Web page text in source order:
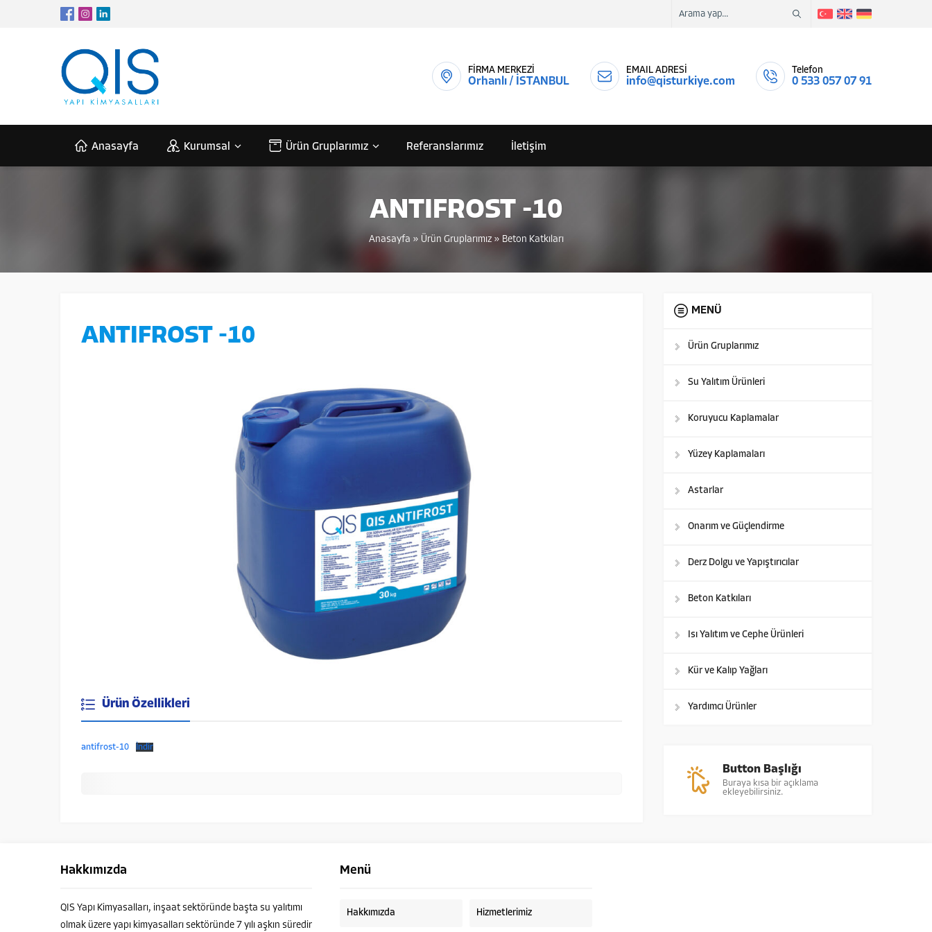
FİRMA MERKEZİ
Orhanlı / İSTANBUL
EMAIL ADRESİ
info@qisturkiye.com
Telefon
0 533 057 07 91
Anasayfa Kurumsal Ürün Gruplarımız Referanslarımız İletişim
ANTIFROST -10
Anasayfa » Ürün Gruplarımız» Beton Katkıları
ANTIFROST -10
Ürün Özellikleri
antifrost-10 İndir
MENÜ
Ürün Gruplarımız
Su Yalıtım Ürünleri
Koruyucu Kaplamalar
Yüzey Kaplamaları
Astarlar
Onarım ve Güçlendirme
Derz Dolgu ve Yapıştırıcılar
Beton Katkıları
Isı Yalıtım ve Cephe Ürünleri
Kür ve Kalıp Yağları
Yardımcı Ürünler
Button Başlığı
Buraya kısa bir açıklama
ekleyebilirsiniz.
Hakkımızda
QIS Yapı Kimyasalları, inşaat sektöründe başta su yalıtımı
olmak üzere yapı kimyasalları sektöründe 7 yılı aşkın süredir
Menü
Hakkımızda Hizmetlerimiz